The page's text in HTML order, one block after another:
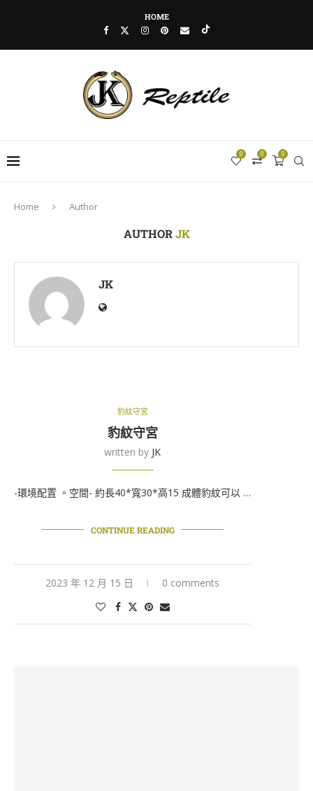
HOME
0
0
0
Home Author
AUTHORJK
JK
豹紋守宮
豹紋守宮
written by JK
-環境配置 。空間- 約長40*寬30*高15 成體豹紋可以 …
CONTINUE READING
2023 年 12 月 15 日 0 comments